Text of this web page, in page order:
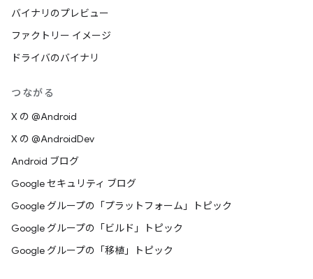
バイナリのプレビュー
ファクトリー イメージ
ドライバのバイナリ
つながる
X の @Android
X の @AndroidDev
Android ブログ
Google セキュリティ ブログ
Google グループの「プラットフォーム」トピック
Google グループの「ビルド」トピック
Google グループの「移植」トピック